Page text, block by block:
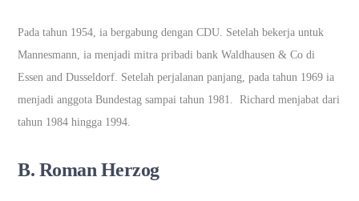
Pada tahun 1954, ia bergabung dengan CDU. Setelah bekerja untuk
Mannesmann, ia menjadi mitra pribadi bank Waldhausen & Co di
Essen and Dusseldorf. Setelah perjalanan panjang, pada tahun 1969 ia
menjadi anggota Bundestag sampai tahun 1981. Richard menjabat dari
tahun 1984 hingga 1994.
B. Roman Herzog